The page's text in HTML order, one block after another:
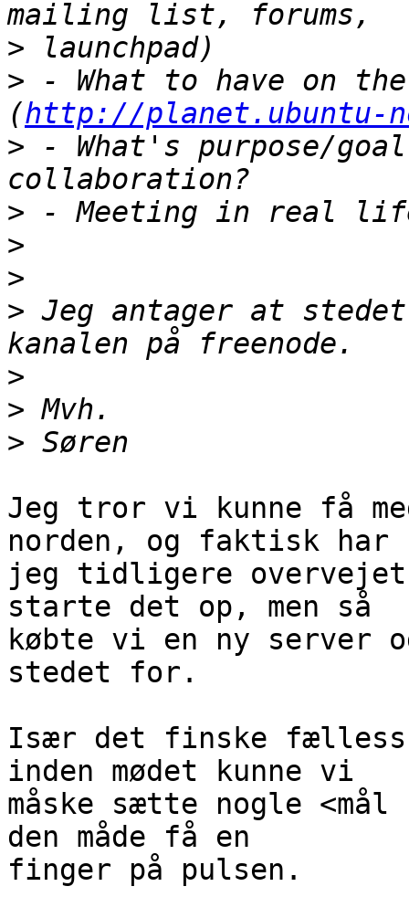
>
> - What to have on the
(http://planet.ubuntu-
> - What's purpose/
>
>
>
> Jeg antager at
>
>
>
Jeg tror vi kunne få
norden, og faktisk har
jeg tidligere overvejet
starte det op, men så
købte vi en ny
stedet for.
Især det finske
inden mødet kunne vi
måske sætte nogle
den måde få en
finger på pulsen.